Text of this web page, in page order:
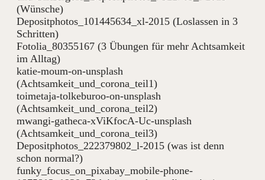
(Wünsche)
Depositphotos_101445634_xl-2015 (Loslassen in 3
Schritten)
Fotolia_80355167 (3 Übungen für mehr Achtsamkeit
im Alltag)
katie-moum-on-unsplash
(Achtsamkeit_und_corona_teil1)
toimetaja-tolkeburoo-on-unsplash
(Achtsamkeit_und_corona_teil2)
mwangi-gatheca-xViKfocA-Uc-unsplash
(Achtsamkeit_und_corona_teil3)
Depositphotos_222379802_l-2015 (was ist denn
schon normal?)
funky_focus_on_pixabay_mobile-phone-